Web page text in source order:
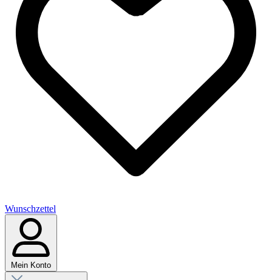
Wunschzettel
Mein Konto